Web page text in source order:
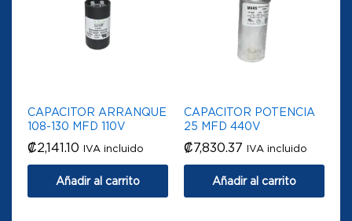
CAPACITOR ARRANQUE
108-130 MFD 110V
₡2,141.10 IVA incluido
Añadir al carrito
CAPACITOR POTENCIA
25 MFD 440V
₡7,830.37 IVA incluido
Añadir al carrito